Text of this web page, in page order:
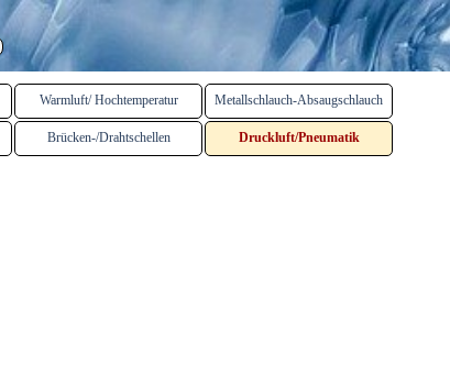
Warmluft/ Hochtemperatur Metallschlauch-Absaugschlauch
Brücken-/Drahtschellen Druckluft/Pneumatik